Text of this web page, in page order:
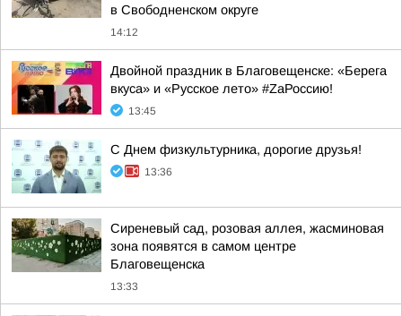
в Свободненском округе
14:12
Двойной праздник в Благовещенске: «Берега
вкуса» и «Русское лето» #ZaРоссию!
13:45
С Днем физкультурника, дорогие друзья!
13:36
Сиреневый сад, розовая аллея, жасминовая
зона появятся в самом центре
Благовещенска
13:33